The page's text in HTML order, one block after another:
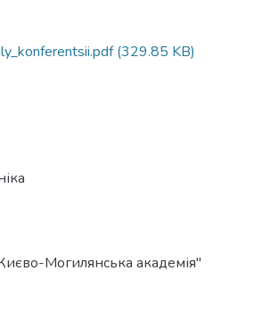
(329.85 KB)
Могилянська академія"